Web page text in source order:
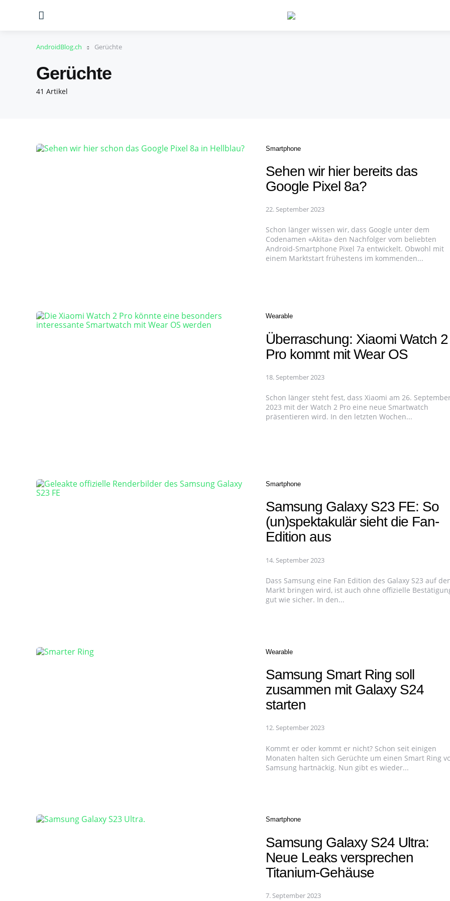
AndroidBlog.ch Gerüchte
41 Artikel
Gerüchte
Categories
Smartphone
Sehen wir hier bereits das
Google Pixel 8a?
22. September 2023
Schon länger wissen wir, dass Google unter dem
Codenamen «Akita» den Nachfolger vom beliebten
Android-Smartphone Pixel 7a entwickelt. Obwohl mit
einem Marktstart frühestens im kommenden...
Categories
Wearable
Überraschung: Xiaomi Watch 2
Pro kommt mit Wear OS
18. September 2023
Schon länger steht fest, dass Xiaomi am 26.
2023 mit der Watch 2 Pro eine neue Smartwatch
präsentieren wird. In den letzten Wochen...
Categories
Smartphone
Samsung Galaxy S23 FE: So
(un)spektakulär sieht die Fan-
Edition aus
14. September 2023
Dass Samsung eine Fan Edition des Galaxy S23 auf
Markt bringen wird, ist auch ohne offizielle
gut wie sicher. In den...
Categories
Wearable
Samsung Smart Ring soll
zusammen mit Galaxy S24
starten
12. September 2023
Kommt er oder kommt er nicht? Schon seit einigen
Monaten halten sich Gerüchte um einen Smart Ring
Samsung hartnäckig. Nun gibt es wieder...
Categories
Smartphone
Samsung Galaxy S24 Ultra:
Neue Leaks versprechen
Titanium-Gehäuse
7. September 2023